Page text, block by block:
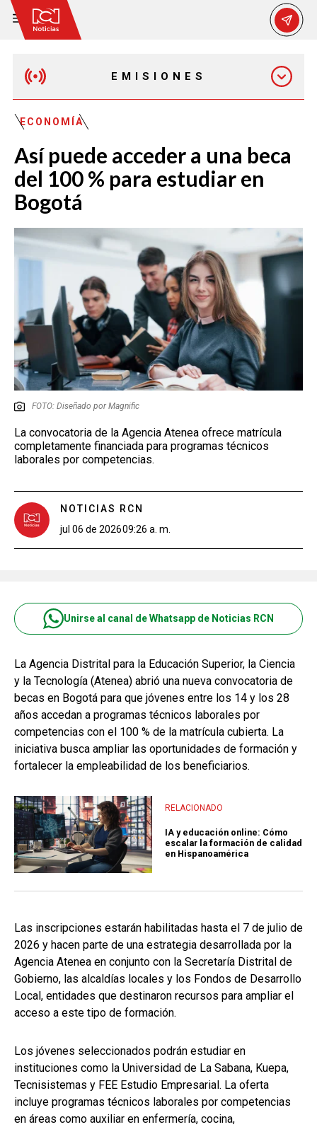
EMISIONES
EMISIÓN 12:30 PM
EMISIÓN 11:30 PM
ECONOMÍA
Así puede acceder a una beca
del 100 % para estudiar en
Bogotá
FOTO: Diseñado por Magnific
La convocatoria de la Agencia Atenea ofrece matrícula
completamente financiada para programas técnicos
laborales por competencias.
NOTICIAS RCN
jul 06 de 202609:26 a. m.
Unirse al canal de Whatsapp de Noticias RCN
La Agencia Distrital para la Educación Superior, la Ciencia
y la Tecnología (Atenea) abrió una nueva convocatoria de
becas en Bogotá para que jóvenes entre los 14 y los 28
años accedan a programas técnicos laborales por
competencias con el 100 % de la matrícula cubierta. La
iniciativa busca ampliar las oportunidades de formación y
fortalecer la empleabilidad de los beneficiarios.
RELACIONADO
IA y educación online: Cómo
escalar la formación de calidad
en Hispanoamérica
Las inscripciones estarán habilitadas hasta el 7 de julio de
2026 y hacen parte de una estrategia desarrollada por la
Agencia Atenea en conjunto con la Secretaría Distrital de
Gobierno, las alcaldías locales y los Fondos de Desarrollo
Local, entidades que destinaron recursos para ampliar el
acceso a este tipo de formación.
Los jóvenes seleccionados podrán estudiar en
instituciones como la Universidad de La Sabana, Kuepa,
Tecnisistemas y FEE Estudio Empresarial. La oferta
incluye programas técnicos laborales por competencias
en áreas como auxiliar en enfermería, cocina,